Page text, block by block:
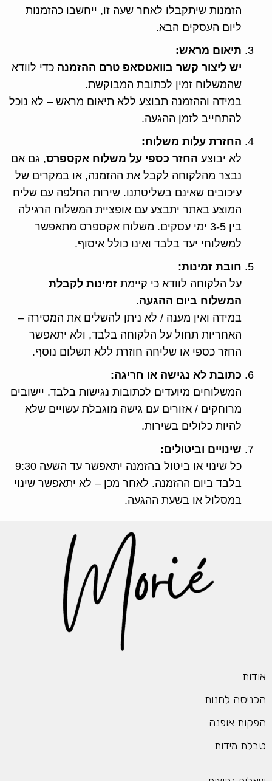
הזמנות שיתקבלו לאחר שעה זו, ייחשבו כהזמנות
ליום העסקים הבא.
תיאום מראש:
יש ליצור קשר בוואטסאפ טרם ההזמנה כדי לוודא
שהמשלוח זמין לכתובת המבוקשת.
במידה וההזמנה תבוצע ללא תיאום מראש – לא נוכל
להתחייב לזמן ההגעה.
החזרת עלות משלוח:
לא יבוצע החזר כספי על משלוח אקספרס, גם אם
נבצר מהלקוחה לקבל את ההזמנה, או במקרים של
עיכובים שאינם בשליטתנו. שירות החלפה עם שליח
המוצע באתר יתבצע עם אופציית המשלוח הרגילה
בין 3-5 ימי עסקים. משלוח אקספרס מתאפשר
למשלוחי יעד בלבד ואינו כולל איסוף.
חובת זמינות:
על הלקוחה לוודא כי קיימת זמינות לקבלת
המשלוח ביום ההגעה.
במידה ואין מענה / לא ניתן להשלים את המסירה –
האחריות תחול על הלקוחה בלבד, ולא יתאפשר
החזר כספי או שליחה חוזרת ללא תשלום נוסף.
כתובת לא נגישה או חריגה:
המשלוחים מיועדים לכתובות נגישות בלבד. יישובים
מרוחקים / אזורים עם גישה מוגבלת עשויים שלא
להיות כלולים בשירות.
שינויים וביטולים:
כל שינוי או ביטול בהזמנה יתאפשר עד השעה 9:30
בלבד ביום ההזמנה. לאחר מכן – לא יתאפשר שינוי
במסלול או בשעת ההגעה.
אודות
הכניסה לחנות
הפקות אופנה
טבלת מידות